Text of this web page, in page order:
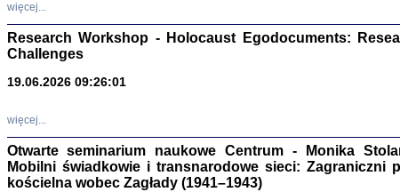
więcej...
Research Workshop - Holocaust Egodocuments:
Challenges
19.06.2026 09:26:01
więcej...
Otwarte seminarium naukowe Centrum - Monika
Mobilni świadkowie i transnarodowe sieci: Zagraniczni
kościelna wobec Zagłady (1941–1943)